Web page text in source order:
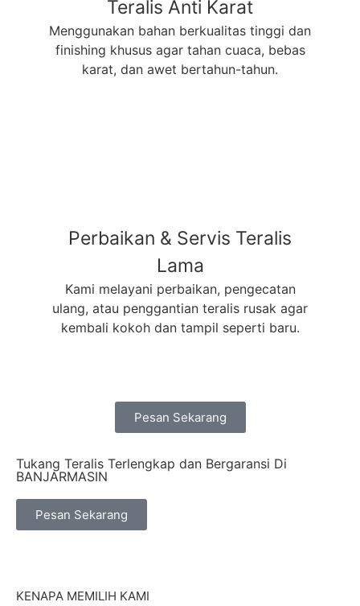
Teralis Anti Karat
Menggunakan bahan berkualitas tinggi dan
finishing khusus agar tahan cuaca, bebas
karat, dan awet bertahun-tahun.
Perbaikan & Servis Teralis
Lama
Kami melayani perbaikan, pengecatan
ulang, atau penggantian teralis rusak agar
kembali kokoh dan tampil seperti baru.
Pesan Sekarang
Tukang Teralis Terlengkap dan Bergaransi Di
BANJARMASIN
Pesan Sekarang
KENAPA MEMILIH KAMI